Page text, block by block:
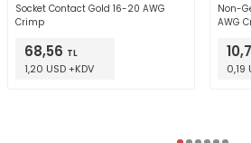
Socket Contact Gold 16-20 AWG
Crimp
68,56 TL
1,20 USD +KDV
Non-
AWG
0,19